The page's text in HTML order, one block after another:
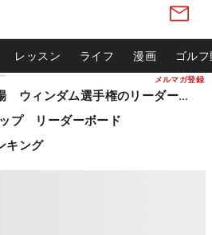
メルマガ登録
レッスン ライフ 漫画 ゴル
松山英樹ら出場 ウィンダム選手権のリーダーボード
プ リーダーボード
キング